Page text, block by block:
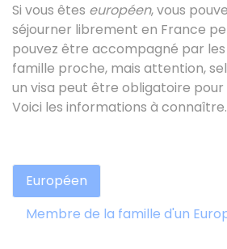
Si vous êtes européen, vous
séjourner librement en France
pouvez être accompagné par
famille proche, mais attention,
un visa peut être obligatoire
Voici les informations à connaître.
Européen
Membre de la famille d'un